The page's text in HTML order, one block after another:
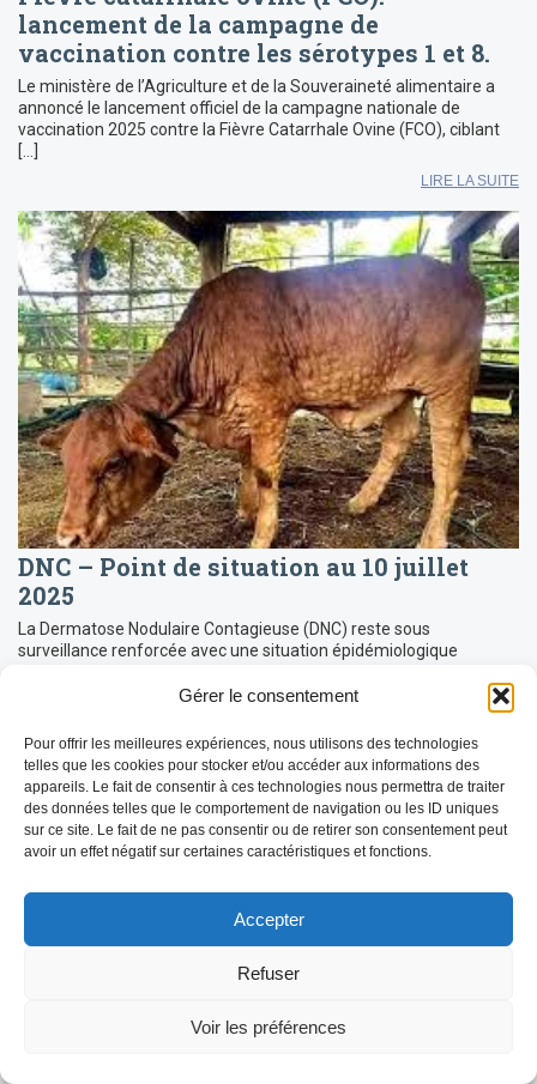
Gérer le consentement
Pour offrir les meilleures expériences, nous utilisons des technologies
telles que les cookies pour stocker et/ou accéder aux informations des
appareils. Le fait de consentir à ces technologies nous permettra de traiter
des données telles que le comportement de navigation ou les ID uniques
sur ce site. Le fait de ne pas consentir ou de retirer son consentement peut
avoir un effet négatif sur certaines caractéristiques et fonctions.
Accepter
Refuser
Voir les préférences
lancement de la campagne de
vaccination contre les sérotypes 1 et 8.
Le ministère de l’Agriculture et de la Souveraineté alimentaire a
annoncé le lancement officiel de la campagne nationale de
vaccination 2025 contre la Fièvre Catarrhale Ovine (FCO), ciblant
[…]
LIRE LA SUITE
DNC – Point de situation au 10 juillet
2025
La Dermatose Nodulaire Contagieuse (DNC) reste sous
surveillance renforcée avec une situation épidémiologique
concernant la progression de la maladie, les […]